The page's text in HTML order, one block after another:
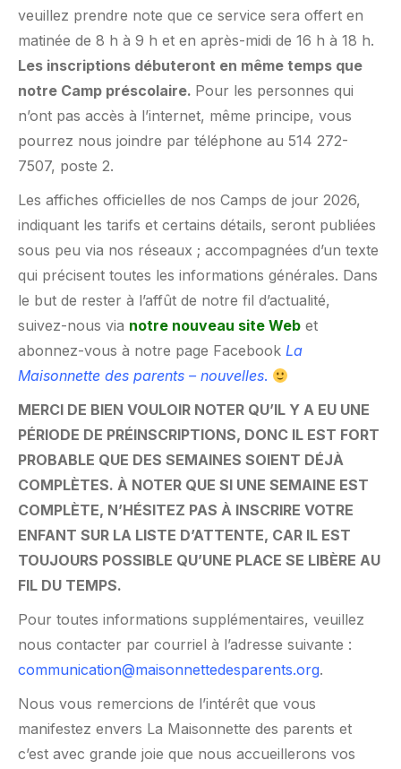
veuillez prendre note que ce service sera offert en
matinée de 8 h à 9 h et en après-midi de 16 h à 18 h.
Les inscriptions débuteront en même temps que
notre Camp préscolaire. Pour les personnes qui
n’ont pas accès à l’internet, même principe, vous
pourrez nous joindre par téléphone au 514 272-
7507, poste 2.
Les affiches officielles de nos Camps de jour 2026,
indiquant les tarifs et certains détails, seront publiées
sous peu via nos réseaux ; accompagnées d’un texte
qui précisent toutes les informations générales. Dans
le but de rester à l’affût de notre fil d’actualité,
suivez-nous via notre nouveau site Web et
abonnez-vous à notre page Facebook La
Maisonnette des parents – nouvelles.
MERCI DE BIEN VOULOIR NOTER QU’IL Y A EU UNE
PÉRIODE DE PRÉINSCRIPTIONS, DONC IL EST FORT
PROBABLE QUE DES SEMAINES SOIENT DÉJÀ
COMPLÈTES. À NOTER QUE SI UNE SEMAINE EST
COMPLÈTE, N’HÉSITEZ PAS À INSCRIRE VOTRE
ENFANT SUR LA LISTE D’ATTENTE, CAR IL EST
TOUJOURS POSSIBLE QU’UNE PLACE SE LIBÈRE AU
FIL DU TEMPS.
Pour toutes informations supplémentaires, veuillez
nous contacter par courriel à l’adresse suivante :
communication@maisonnettedesparents.org.
Nous vous remercions de l’intérêt que vous
manifestez envers La Maisonnette des parents et
c’est avec grande joie que nous accueillerons vos